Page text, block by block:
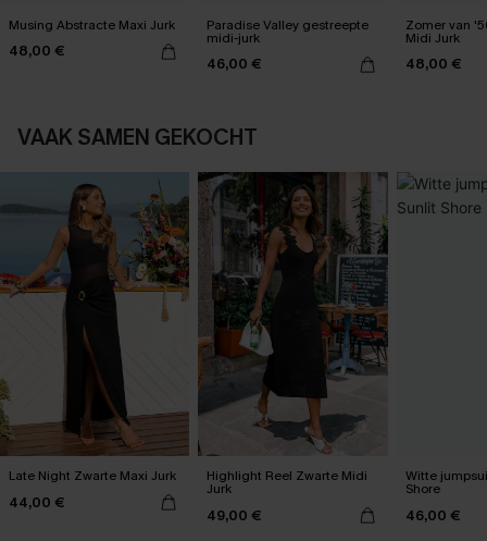
Musing Abstracte Maxi Jurk
48,00 €
Paradise Valley gestreepte
midi-jurk
46,00 €
Zomer van
Midi Jurk
48,00 €
VAAK SAMEN GEKOCHT
Late Night Zwarte Maxi Jurk
44,00 €
Highlight Reel Zwarte Midi
Jurk
49,00 €
Witte
Shore
46,00 €